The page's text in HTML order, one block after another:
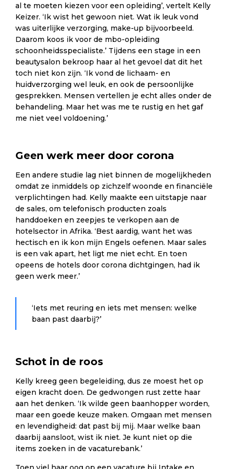
al te moeten kiezen voor een opleiding’, vertelt Kelly
Keizer. ‘Ik wist het gewoon niet. Wat ik leuk vond
was uiterlijke verzorging, make-up bijvoorbeeld.
Daarom koos ik voor de mbo-opleiding
schoonheidsspecialiste.’ Tijdens een stage in een
beautysalon bekroop haar al het gevoel dat dit het
toch niet kon zijn. ‘Ik vond de lichaam- en
huidverzorging wel leuk, en ook de persoonlijke
gesprekken. Mensen vertellen je echt alles onder de
behandeling. Maar het was me te rustig en het gaf
me niet veel voldoening.’
Geen werk meer door corona
Een andere studie lag niet binnen de mogelijkheden
omdat ze inmiddels op zichzelf woonde en financiële
verplichtingen had. Kelly maakte een uitstapje naar
de sales, om telefonisch producten zoals
handdoeken en zeepjes te verkopen aan de
hotelsector in Afrika. ‘Best aardig, want het was
hectisch en ik kon mijn Engels oefenen. Maar sales
is een vak apart, het ligt me niet echt. En toen
opeens de hotels door corona dichtgingen, had ik
geen werk meer.’
‘Iets met reuring en iets met mensen: welke
baan past daarbij?’
Schot in de roos
Kelly kreeg geen begeleiding, dus ze moest het op
eigen kracht doen. De gedwongen rust zette haar
aan het denken. ‘Ik wilde geen baanhopper worden,
maar een goede keuze maken. Omgaan met mensen
en levendigheid: dat past bij mij. Maar welke baan
daarbij aansloot, wist ik niet. Je kunt niet op die
items zoeken in de vacaturebank.’